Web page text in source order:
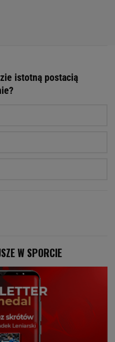
istotną postacią